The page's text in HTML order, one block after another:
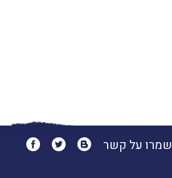
שמרו על קשר